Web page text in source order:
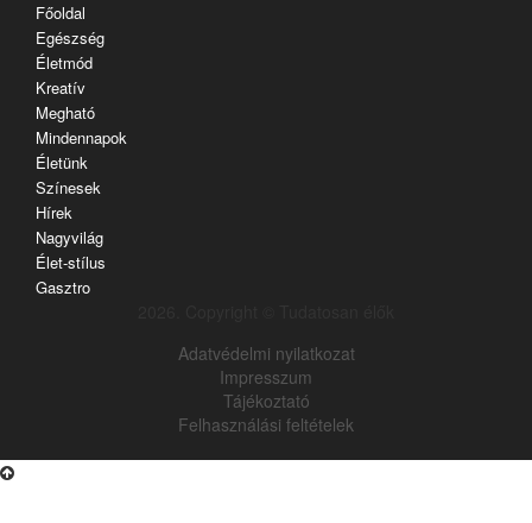
Főoldal
Egészség
Életmód
Kreatív
Megható
Mindennapok
Életünk
Színesek
Hírek
Nagyvilág
Élet-stílus
Gasztro
Adatvédelmi nyilatkozat
Impresszum
Tájékoztató
Felhasználási feltételek